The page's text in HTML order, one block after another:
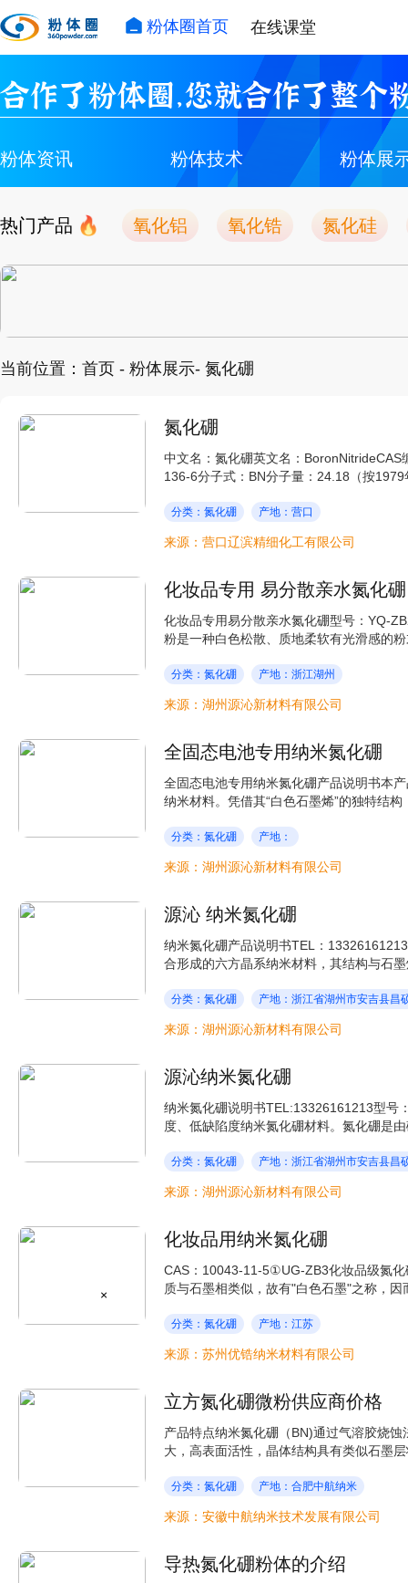
粉体圈首页 在线课堂
合作了粉体圈，您就合作了整个
粉体资讯 粉体技术 粉体展
热门产品 氧化铝 氧化锆 氮化硅
当前位置： 首页 - 粉体展示- 氮化硼
氮化硼
中文名：氮化硼英文名：
136-6分子式：BN分子量：24.18（按
分类：氮化硼 产地：营口
来源：营口辽滨精细化工有限公司
化妆品专用 易分散亲水氮化硼
化妆品专用易分散亲水氮化硼型号：YQ-
粉是一种白色松散、质地柔软有光滑感的
分类：氮化硼 产地：浙江湖州
来源：湖州源沁新材料有限公司
全固态电池专用纳米氮化硼
全固态电池专用纳米氮化硼产品说明书本
纳米材料。凭借其“白色石墨烯”的独特结
分类：氮化硼 产地：
来源：湖州源沁新材料有限公司
源沁 纳米氮化硼
纳米氮化硼产品说明书TEL：
合形成的六方晶系纳米材料，其结构与石
分类：氮化硼 产地：浙江省湖州市安吉县昌
来源：湖州源沁新材料有限公司
源沁纳米氮化硼
纳米氮化硼说明书TEL:13326161213型号
度、低缺陷度纳米氮化硼材料。氮化硼是
分类：氮化硼 产地：浙江省湖州市安吉县昌
来源：湖州源沁新材料有限公司
化妆品用纳米氮化硼
CAS：10043-11-5①UG-ZB3化妆品级氮
质与石墨相类似，故有"白色石墨"之称，因
分类：氮化硼 产地：江苏
来源：苏州优锆纳米材料有限公司
立方氮化硼微粉供应商价格
产品特点纳米氮化硼（BN)通过气溶胶烧
大，高表面活性，晶体结构具有类似石墨
分类：氮化硼 产地：合肥中航纳米
来源：安徽中航纳米技术发展有限公司
导热氮化硼粉体的介绍
×